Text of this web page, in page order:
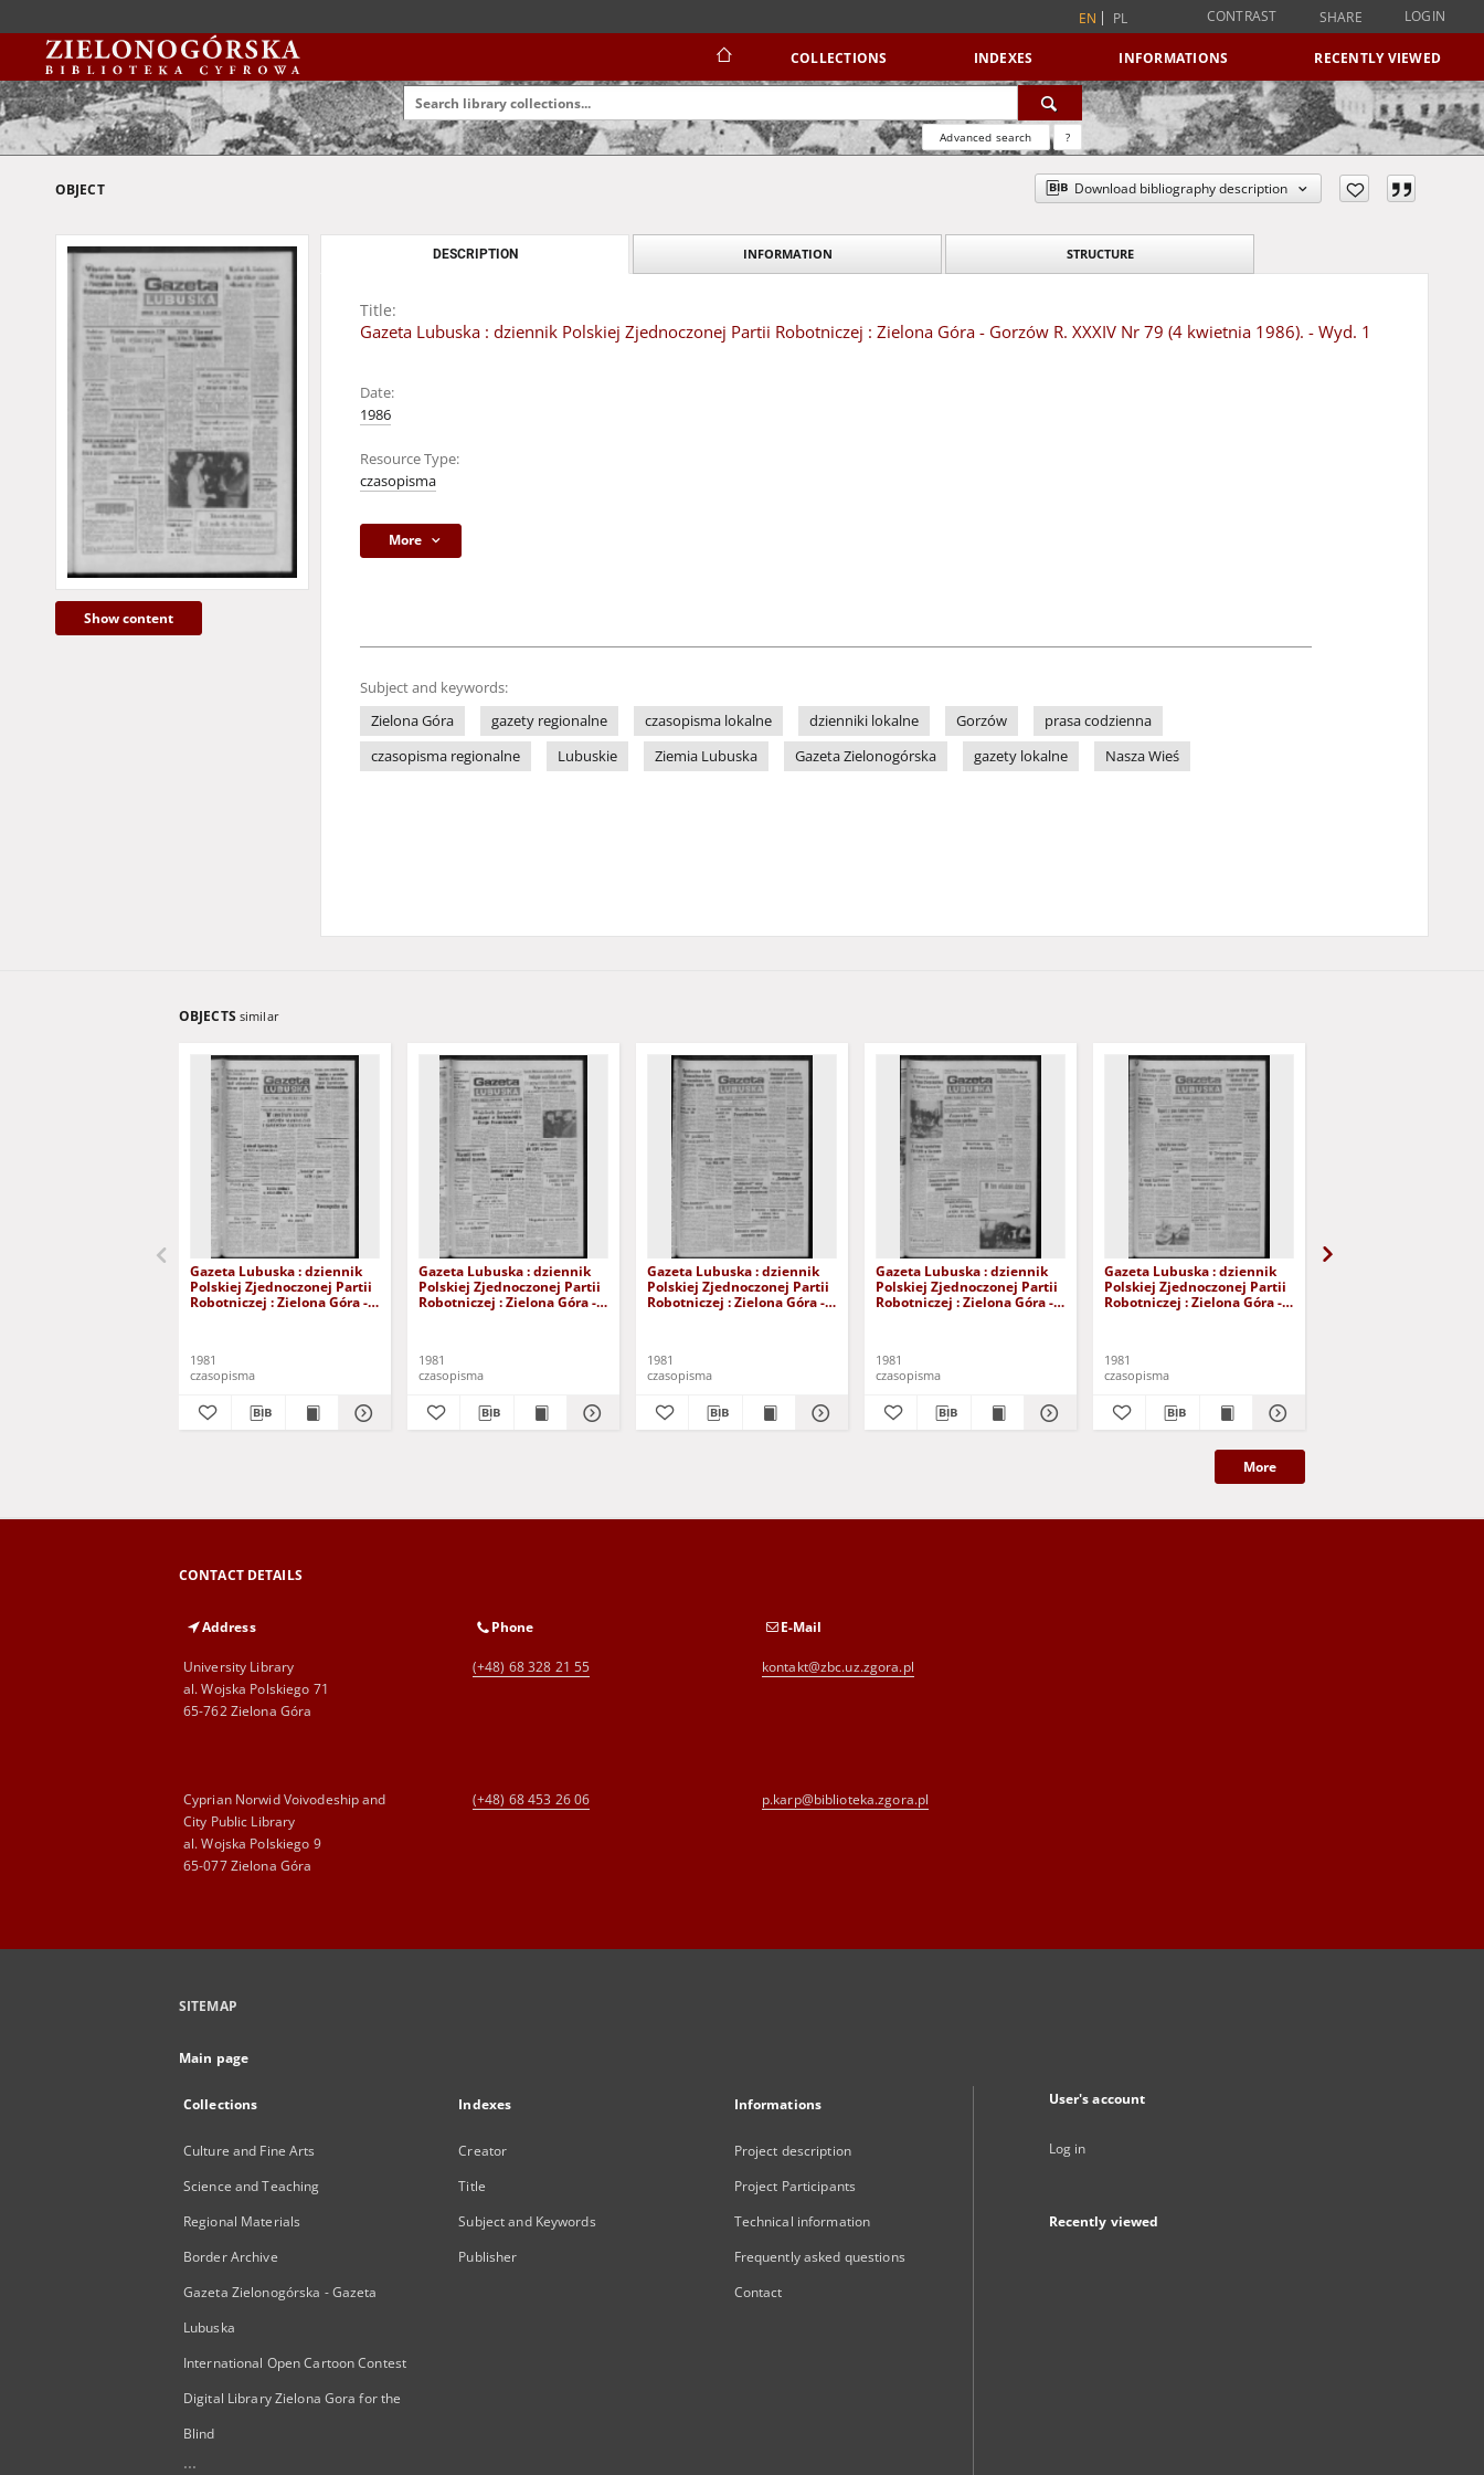
EN PL CONTRAST SHARE LOGIN
COLLECTIONS INDEXES INFORMATIONS RECENTLY VIEWED
Advanced search ?
OBJECT Download bibliography description
Show content
DESCRIPTION INFORMATION STRUCTURE
Title:
Gazeta Lubuska : dziennik Polskiej Zjednoczonej Partii Robotniczej : Zielona Góra - Gorzów R. XXXIV Nr 79 (4 kwietnia 1986). - Wyd. 1
Date:
1986
Resource Type:
czasopisma
More
Subject and keywords:
Zielona Góra
gazety regionalne czasopisma lokalne dzienniki lokalne Gorzów
prasa codzienna
czasopisma regionalne
Lubuskie Ziemia Lubuska Gazeta Zielonogórska gazety lokalne Nasza Wieś
OBJECTS similar
Gazeta Lubuska : dziennik
Polskiej Zjednoczonej Partii
Robotniczej : Zielona Góra -
1981
czasopisma
Gazeta Lubuska : dziennik
Polskiej Zjednoczonej Partii
Robotniczej : Zielona Góra -
1981
czasopisma
Gazeta Lubuska : dziennik
Polskiej Zjednoczonej Partii
Robotniczej : Zielona Góra -
1981
czasopisma
Gazeta Lubuska : dziennik
Polskiej Zjednoczonej Partii
Robotniczej : Zielona Góra -
1981
czasopisma
Gazeta Lubuska : dziennik
Polskiej Zjednoczonej Partii
Robotniczej : Zielona Góra -
1981
czasopisma
More
CONTACT DETAILS
Address
University Library
al. Wojska Polskiego 71
65-762 Zielona Góra
Phone
(+48) 68 328 21 55
E-Mail
kontakt@zbc.uz.zgora.pl
Cyprian Norwid Voivodeship and
City Public Library
al. Wojska Polskiego 9
65-077 Zielona Góra
(+48) 68 453 26 06 p.karp@biblioteka.zgora.pl
SITEMAP
Main page
Collections
Culture and Fine Arts
Science and Teaching
Regional Materials
Border Archive
Gazeta Zielonogórska - Gazeta
Lubuska
International Open Cartoon Contest
Digital Library Zielona Gora for the
Blind
...
Indexes
Creator
Title
Subject and Keywords
Publisher
Informations
Project description
Project Participants
Technical information
Frequently asked questions
Contact
User's account
Log in
Recently viewed